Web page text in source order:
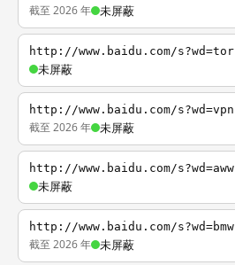
截至 2026 年 未屏蔽
http://www.baidu.com/s?wd=tor
未屏蔽
http://www.baidu.com/s?wd=vpn
截至 2026 年 未屏蔽
http://www.baidu.com/s?wd=aww
未屏蔽
http://www.baidu.com/s?wd=bmw
截至 2026 年 未屏蔽